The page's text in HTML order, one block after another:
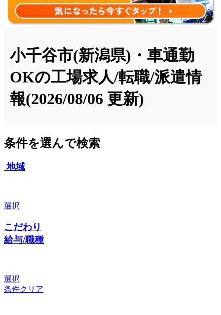
小千谷市(新潟県)・車通勤
OKの工場求人/転職/派遣情
報(2026/08/06 更新)
条件を選んで検索
地域
選択
こだわり
給与/職種
選択
条件クリア